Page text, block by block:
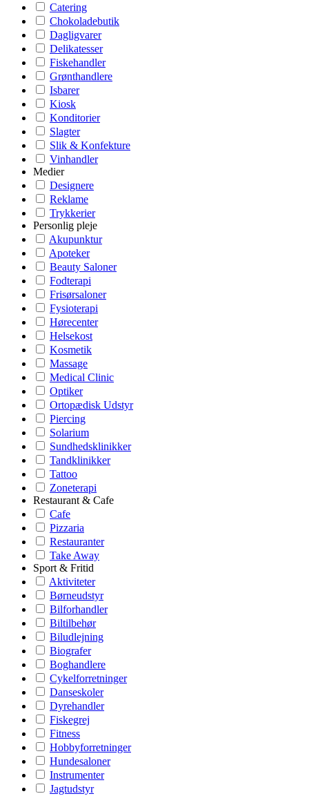
Catering
Chokoladebutik
Dagligvarer
Delikatesser
Fiskehandler
Grønthandlere
Isbarer
Kiosk
Konditorier
Slagter
Slik & Konfekture
Vinhandler
Medier
Designere
Reklame
Trykkerier
Personlig pleje
Akupunktur
Apoteker
Beauty Saloner
Fodterapi
Frisørsaloner
Fysioterapi
Hørecenter
Helsekost
Kosmetik
Massage
Medical Clinic
Optiker
Ortopædisk Udstyr
Piercing
Solarium
Sundhedsklinikker
Tandklinikker
Tattoo
Zoneterapi
Restaurant & Cafe
Cafe
Pizzaria
Restauranter
Take Away
Sport & Fritid
Aktiviteter
Børneudstyr
Bilforhandler
Biltilbehør
Biludlejning
Biografer
Boghandlere
Cykelforretninger
Danseskoler
Dyrehandler
Fiskegrej
Fitness
Hobbyforretninger
Hundesaloner
Instrumenter
Jagtudstyr